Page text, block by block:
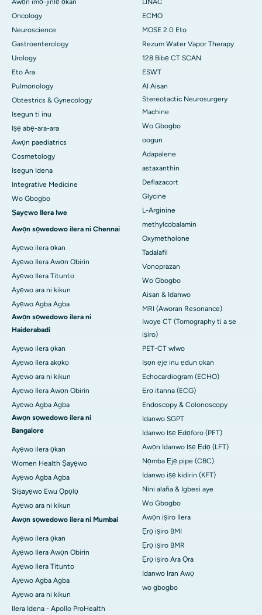
Awọn imọ-jinlẹ ọkan
Oncology
Neuroscience
Gastroenterology
Urology
Eto Ara
Pulmonology
Obtestrics & Gynecology
Isegun ti inu
Iṣẹ abẹ-ara-ara
Awọn paediatrics
Cosmetology
Isegun Idena
Integrative Medicine
Wo Gbogbo
Ṣayẹwo Ilera Iwe
Awọn sọwedowo ilera ni Chennai
Ayẹwo ilera ọkan
Ayẹwo Ilera Awọn Obirin
Ayẹwo Ilera Titunto
Ayẹwo ara ni kikun
Ayẹwo Agba Agba
Awọn sọwedowo ilera ni
Haiderabadi
Ayẹwo ilera ọkan
Ayẹwo Ilera akọkọ
Ayẹwo ara ni kikun
Ayẹwo Ilera Awọn Obirin
Ayẹwo Agba Agba
Awọn sọwedowo ilera ni
Bangalore
Ayẹwo ilera ọkan
Women Health Ṣayẹwo
Ayẹwo Agba Agba
Ṣiṣayẹwo Ewu Ọpọlọ
Ayẹwo ara ni kikun
Awọn sọwedowo ilera ni Mumbai
Ayẹwo ilera ọkan
Ayẹwo Ilera Awọn Obirin
Ayẹwo Ilera Titunto
Ayẹwo Agba Agba
Ayẹwo ara ni kikun
Ilera Idena - Apollo ProHealth
LINAC
ECMO
MOSE 2.0 Eto
Rezum Water Vapor Therapy
128 Bibẹ CT SCAN
ESWT
AI Aisan
Stereotactic Neurosurgery
Machine
Wo Gbogbo
oogun
Adapalene
astaxanthin
Deflazacort
Glycine
L-Arginine
methylcobalamin
Oxymetholone
Tadalafil
Vonoprazan
Wo Gbogbo
Aisan & Idanwo
MRI (Aworan Resonance)
Iwoye CT (Tomography ti a ṣe
iṣiro)
PET-CT wíwo
Iṣọn ẹjẹ inu ẹdun ọkan
Echocardiogram (ECHO)
Ẹrọ itanna (ECG)
Endoscopy & Colonoscopy
Idanwo SGPT
Idanwo Iṣẹ Ẹdọforo (PFT)
Awọn Idanwo Iṣẹ Ẹdọ (LFT)
Nọmba Ẹjẹ pipe (CBC)
Idanwo iṣẹ kidirin (KFT)
Nini alafia & Igbesi aye
Wo Gbogbo
Awọn iṣiro Ilera
Ẹrọ iṣiro BMI
Ẹrọ iṣiro BMR
Ẹrọ iṣiro Ara Ọra
Idanwo Iran Awọ
wo gbogbo